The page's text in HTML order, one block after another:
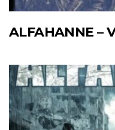
ALFAHANNE –